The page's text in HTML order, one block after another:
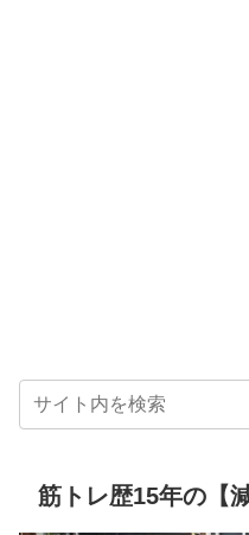
筋トレ歴15年の【